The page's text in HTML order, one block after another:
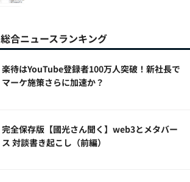
総合ニュースランキング
楽待はYouTube登録者100万人突破！新社長で
マーケ施策さらに加速か？
完全保存版【國光さん聞く】web3とメタバー
ス 対談書き起こし（前編）